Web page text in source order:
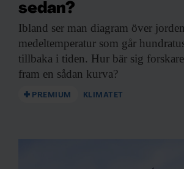
sedan?
Ibland ser man diagram över
medeltemperatur som går
tillbaka i tiden. Hur bär sig
fram en sådan kurva?
PREMIUM KLIMATET